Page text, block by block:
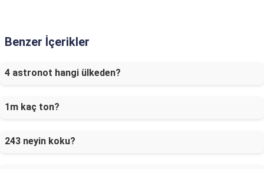
Benzer İçerikler
4 astronot hangi ülkeden?
1m kaç ton?
243 neyin koku?